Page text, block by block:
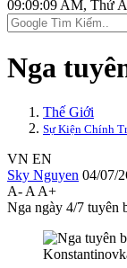
09:09:09 AM, Thứ
Nga
Thế Giới
Sự Kiện Chính
VN EN
Sky Nguyen 04/07/
A- A A+
Nga ngày 4/7 tuyên